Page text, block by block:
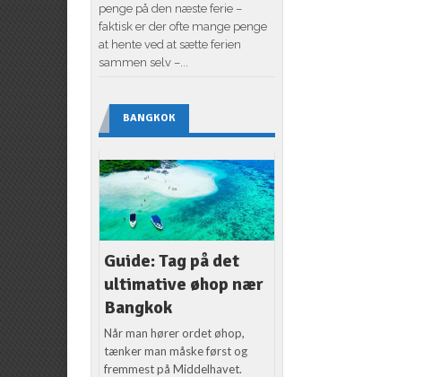
penge på den næste ferie –
faktisk er der ofte mange penge
at hente ved at sætte ferien
sammen selv –...
BANGKOK
Guide: Tag på det
ultimative øhop nær
Bangkok
Når man hører ordet øhop,
tænker man måske først og
fremmest på Middelhavet.